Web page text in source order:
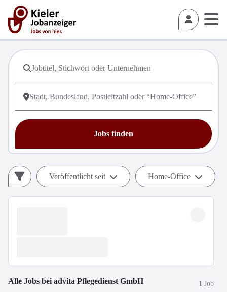
Jobs finden
Veröffentlicht seit Home-Office
Alle Jobs bei advita Pflegedienst GmbH 1 Job